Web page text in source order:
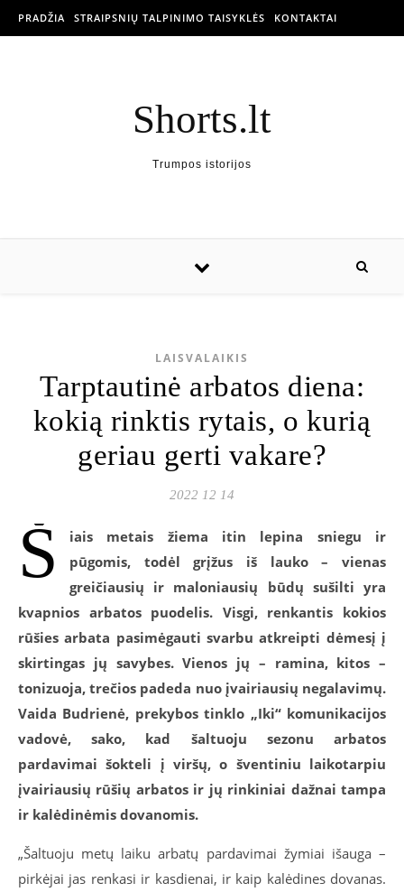
PRADŽIA STRAIPSNIŲ TALPINIMO TAISYKLĖS KONTAKTAI
Shorts.lt
Trumpos istorijos
LAISVALAIKIS
Tarptautinė arbatos diena:
kokią rinktis rytais, o kurią
geriau gerti vakare?
2022 12 14
Š
iais metais žiema itin lepina sniegu ir
pūgomis, todėl grįžus iš lauko – vienas
greičiausių ir maloniausių būdų sušilti yra
kvapnios arbatos puodelis. Visgi, renkantis kokios
rūšies arbata pasimėgauti svarbu atkreipti dėmesį į
skirtingas jų savybes. Vienos jų – ramina, kitos –
tonizuoja, trečios padeda nuo įvairiausių negalavimų.
Vaida Budrienė, prekybos tinklo „Iki“ komunikacijos
vadovė, sako, kad šaltuoju sezonu arbatos
pardavimai šokteli į viršų, o šventiniu laikotarpiu
įvairiausių rūšių arbatos ir jų rinkiniai dažnai tampa
ir kalėdinėmis dovanomis.
„Šaltuoju metų laiku arbatų pardavimai žymiai išauga –
pirkėjai jas renkasi ir kasdienai, ir kaip kalėdines dovanas.